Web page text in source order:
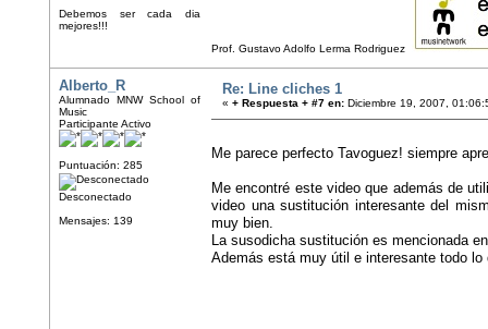
Debemos ser cada dia
mejores!!!
Prof. Gustavo Adolfo Lerma Rodriguez
Alberto_R
Alumnado MNW School of
Music
Participante Activo
Puntuación: 285
Desconectado
Mensajes: 139
Re: Line cliches 1
« + Respuesta + #7 en: Diciembre 19, 2007,
Me parece perfecto Tavoguez! siempre
Me encontré este video que además de
video una sustitución interesante del
muy bien.
La susodicha sustitución es mencionada
Además está muy útil e interesante todo